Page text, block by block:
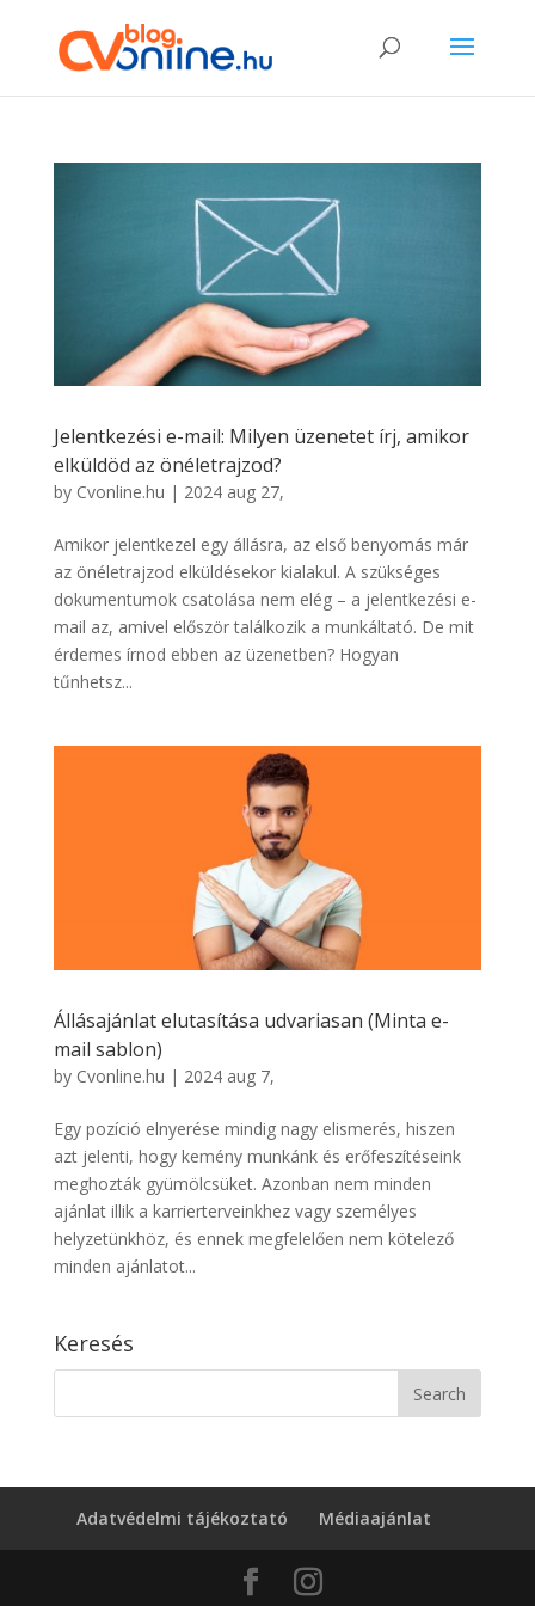
Jelentkezési e-mail: Milyen üzenetet írj, amikor
elküldöd az önéletrajzod?
by Cvonline.hu | 2024 aug 27,
Amikor jelentkezel egy állásra, az első benyomás már
az önéletrajzod elküldésekor kialakul. A szükséges
dokumentumok csatolása nem elég – a jelentkezési e-
mail az, amivel először találkozik a munkáltató. De mit
érdemes írnod ebben az üzenetben? Hogyan
tűnhetsz...
Állásajánlat elutasítása udvariasan (Minta e-
mail sablon)
by Cvonline.hu | 2024 aug 7,
Egy pozíció elnyerése mindig nagy elismerés, hiszen
azt jelenti, hogy kemény munkánk és erőfeszítéseink
meghozták gyümölcsüket. Azonban nem minden
ajánlat illik a karrierterveinkhez vagy személyes
helyzetünkhöz, és ennek megfelelően nem kötelező
minden ajánlatot...
Keresés
Adatvédelmi tájékoztató Médiaajánlat